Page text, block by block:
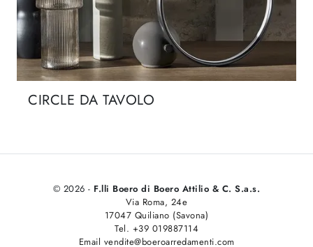
CIRCLE DA TAVOLO
© 2026 - F.lli Boero di Boero Attilio & C. S.a.s.
Via Roma, 24e
17047 Quiliano (Savona)
Tel. +39 019887114
Email vendite@boeroarredamenti.com